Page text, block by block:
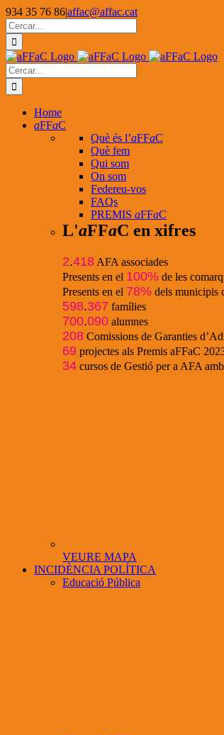
Skip
to
content
934 35 76 86|affac@affac.cat
Facebook
X
YouTube
Cerca
…
Cerca
…
Home
aFFaC
Què és l’aFFaC
Què fem
Qui som
On som
Federeu-vos
FAQs
PREMIS aFFaC
L'aFFaC en xifres
2.418 AFA associades
Presents en el 100% de les
Presents en el 78% dels municipis
598.367 famílies
700.090 alumnes
208 Comissions de Garanties
69 projectes als Premis aFFaC
34 cursos de Gestió per a AFA amb
VEURE MAPA
INCIDÈNCIA POLÍTICA
Educació Pública